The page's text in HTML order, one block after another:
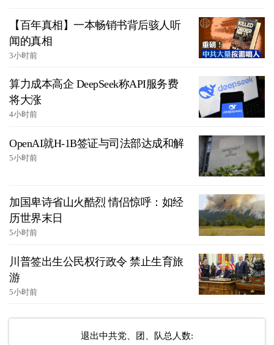
【百年真相】一本畅销书背后骇人听
闻的真相
3小时前
算力成本高企 DeepSeek称API服务费
将大涨
4小时前
OpenAI就H-1B签证与司法部达成和解
5小时前
加国卑诗省山火酷烈 情侣惊呼：如经
历世界末日
5小时前
川普签出生公民权行政令 禁止生育旅
游
5小时前
退出中共党、团、队总人数: